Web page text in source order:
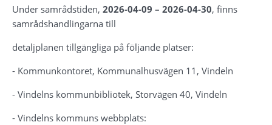
Under samrådstiden, 2026-04-09 – 2026-04-30, finns
samrådshandlingarna till
detaljplanen tillgängliga på följande platser:
- Kommunkontoret, Kommunalhusvägen 11, Vindeln
- Vindelns kommunbibliotek, Storvägen 40, Vindeln
- Vindelns kommuns webbplats: